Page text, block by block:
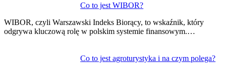
Co to jest WIBOR?
WIBOR, czyli Warszawski Indeks Biorący, to wskaźnik, który
odgrywa kluczową rolę w polskim systemie finansowym.…
Co to jest agroturystyka i na czym polega?